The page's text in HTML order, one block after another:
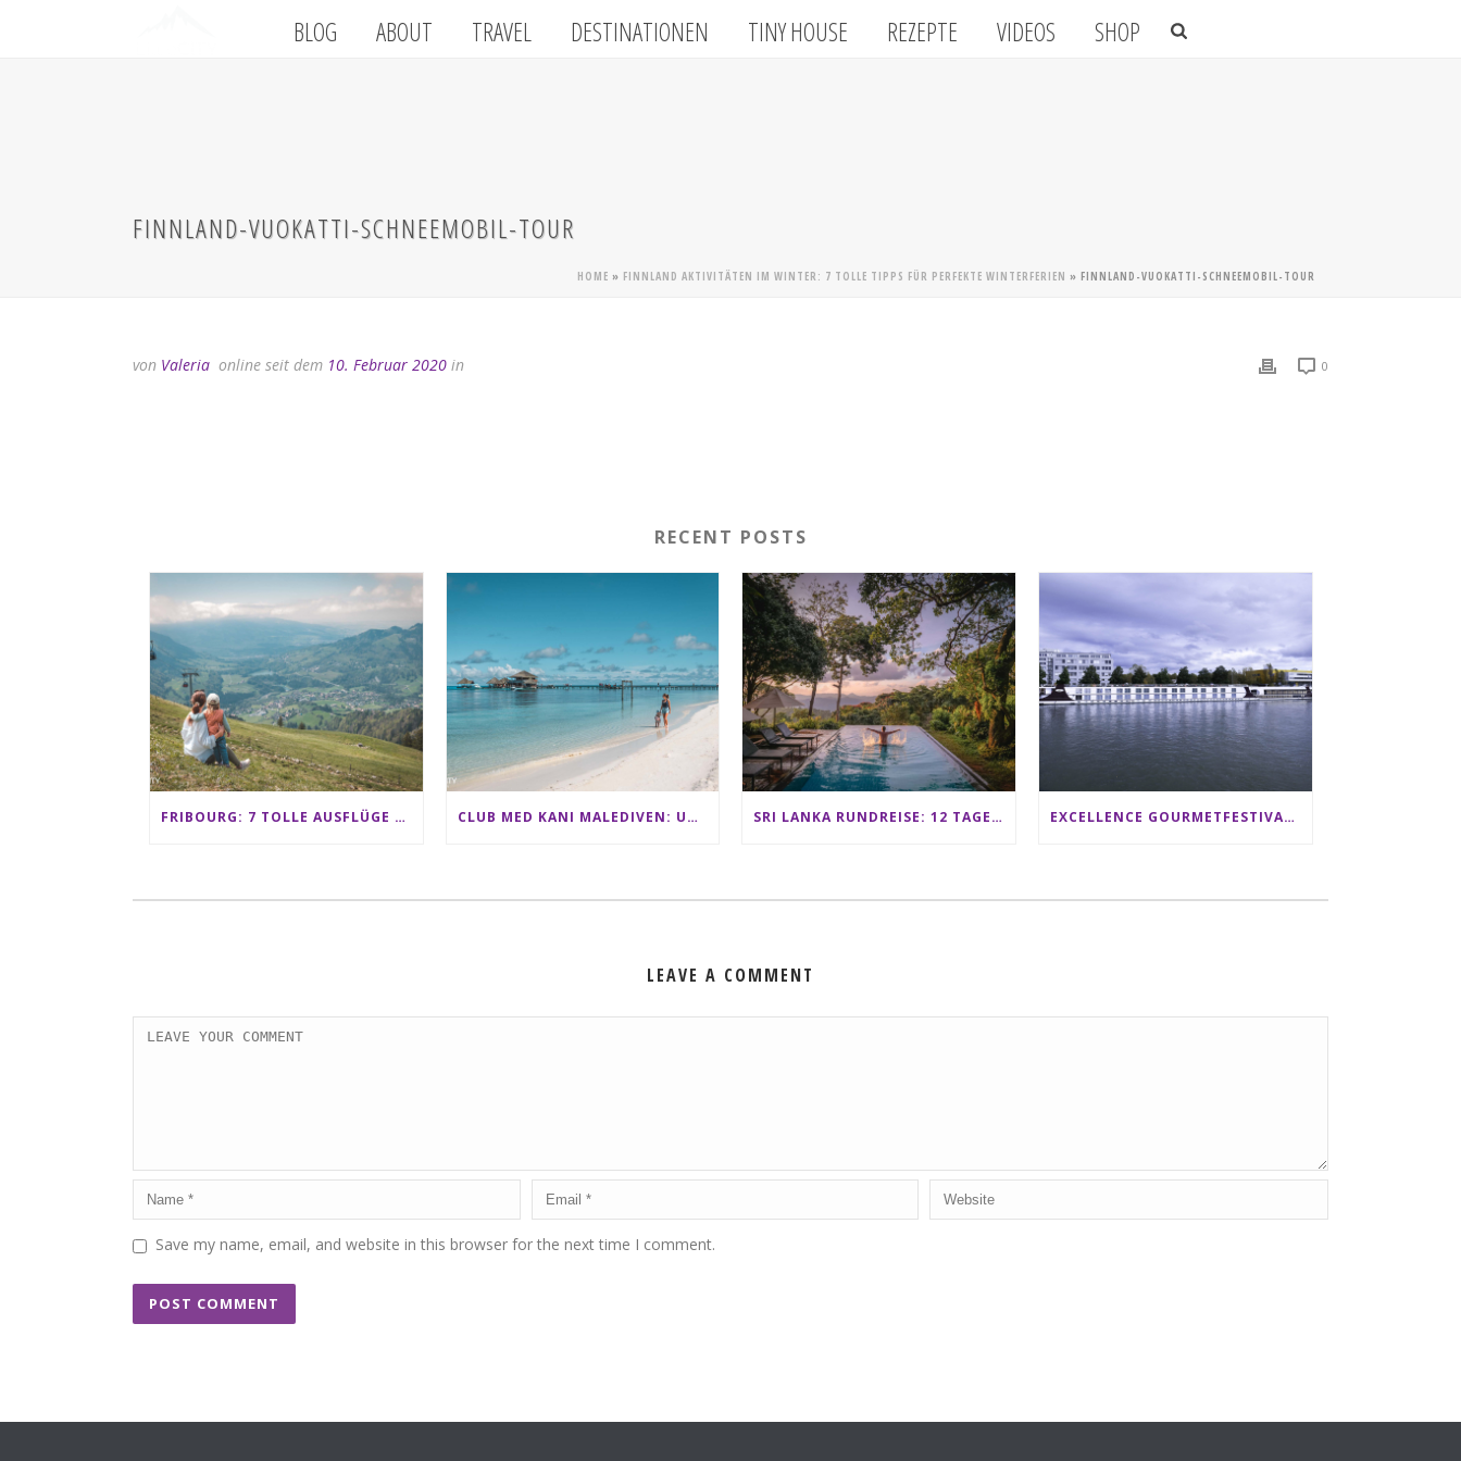
BLOG ABOUT TRAVEL DESTINATIONEN TINY HOUSE REZEPTE VIDEOS SHOP
FINNLAND-VUOKATTI-SCHNEEMOBIL-TOUR
HOME » FINNLAND AKTIVITÄTEN IM WINTER: 7 TOLLE TIPPS FÜR PERFEKTE WINTERFERIEN » FINNLAND-VUOKATTI-SCHNEEMOBIL-TOUR
von Valeria online seit dem 10. Februar 2020 in 0
RECENT POSTS
FRIBOURG: 7 TOLLE AUSFLÜGE FÜR FAMILIEN VON CHARMEY BIS LES PACCOTS CLUB MED KANI MALEDIVEN: UNSERE ERFAHRUNGEN IM ALL-INCLUSIVE PARADIES SRI LANKA RUNDREISE: 12 TAGE ZWISCHEN ELEFANTEN, TEEPLANTAGEN & STRAND ALS FAMILIE EXCELLENCE GOURMETFESTIVAL ´25: ZWEI STERNEKÖCHE ANTONIO GUIDA & DARIO MORESCO VERWÖHNEN IHRE GÄSTE AUF EINER LUXERIÖSEN SCHIFFSREISE
LEAVE A COMMENT
Save my name, email, and website in this browser for the next time I comment.